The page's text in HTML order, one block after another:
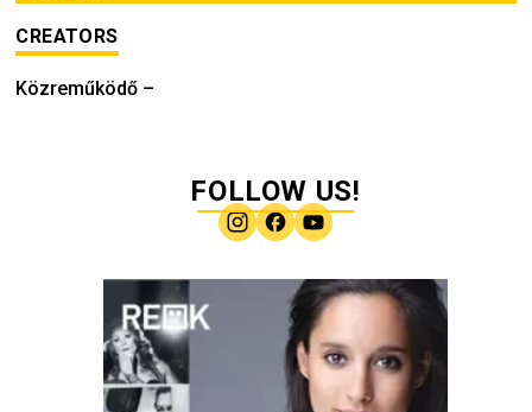
CREATORS
Közreműködő –
FOLLOW US!